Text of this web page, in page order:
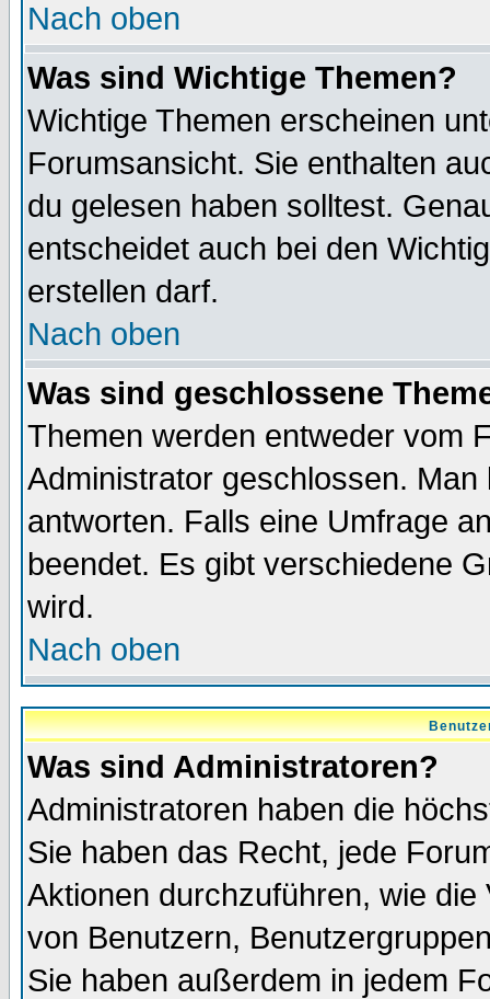
Nach oben
Was sind Wichtige Themen?
Wichtige Themen erscheinen
Forumsansicht. Sie enthalten
du gelesen haben solltest.
entscheidet auch bei den
erstellen darf.
Nach oben
Was sind geschlossene
Themen werden entweder vom
Administrator geschlossen.
antworten. Falls eine Umfrage
beendet. Es gibt verschiedene
wird.
Nach oben
Was sind Administratoren?
Administratoren haben die
Sie haben das Recht, jede
Aktionen durchzuführen, wie
von Benutzern,
Sie haben außerdem in jedem